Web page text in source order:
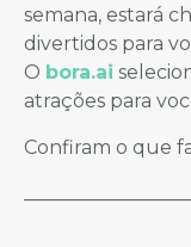
semana, estará
divertidos para
O bora.ai
atrações para
Confiram o que